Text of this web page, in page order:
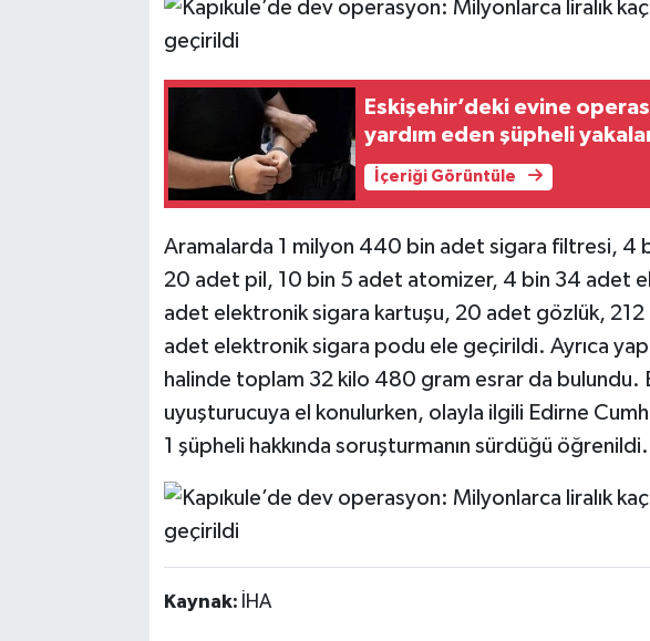
Eskişehir’deki evine
yardım eden şüpheli
İçeriği Görüntüle
Aramalarda 1 milyon 440 bin adet sigara filtresi, 4
20 adet pil, 10 bin 5 adet atomizer, 4 bin 34 adet
adet elektronik sigara kartuşu, 20 adet gözlük, 212
adet elektronik sigara podu ele geçirildi. Ayrıca
halinde toplam 32 kilo 480 gram esrar da bulundu.
uyuşturucuya el konulurken, olayla ilgili Edirne
1 şüpheli hakkında soruşturmanın sürdüğü öğrenildi.
Kaynak: İHA